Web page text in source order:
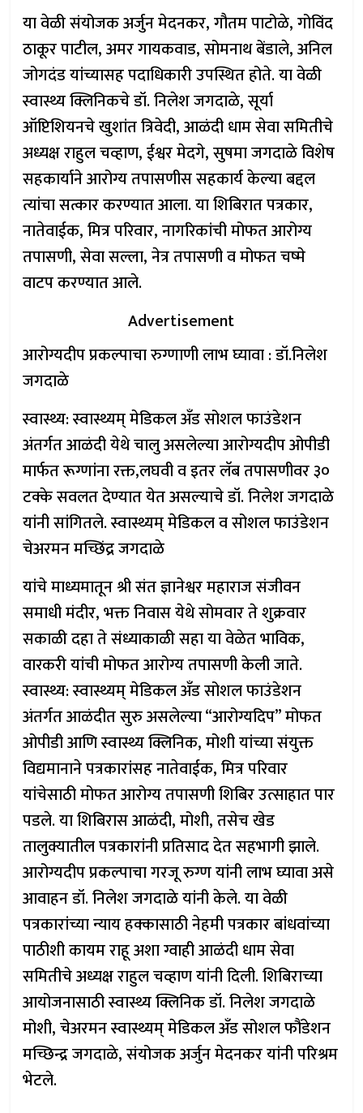
या वेळी संयोजक अर्जुन मेदनकर, गौतम पाटोळे, गोविंद
ठाकूर पाटील, अमर गायकवाड, सोमनाथ बेंडाले, अनिल
जोगदंड यांच्यासह पदाधिकारी उपस्थित होते. या वेळी
स्वास्थ्य क्लिनिकचे डॉ. निलेश जगदाळे, सूर्या
ऑप्टिशियनचे खुशांत त्रिवेदी, आळंदी धाम सेवा समितीचे
अध्यक्ष राहुल चव्हाण, ईश्वर मेदगे, सुषमा जगदाळे विशेष
सहकार्याने आरोग्य तपासणीस सहकार्य केल्या बद्दल
त्यांचा सत्कार करण्यात आला. या शिबिरात पत्रकार,
नातेवाईक, मित्र परिवार, नागरिकांची मोफत आरोग्य
तपासणी, सेवा सल्ला, नेत्र तपासणी व मोफत चष्मे
वाटप करण्यात आले.
Advertisement
आरोग्यदीप प्रकल्पाचा रुग्णाणी लाभ घ्यावा : डॉ.निलेश
जगदाळे
स्वास्थ्य: स्वास्थ्यम् मेडिकल अँड सोशल फाउंडेशन
अंतर्गत आळंदी येथे चालु असलेल्या आरोग्यदीप ओपीडी
मार्फत रूग्णांना रक्त,लघवी व इतर लॅब तपासणीवर ३०
टक्के सवलत देण्यात येत असल्याचे डॉ. निलेश जगदाळे
यांनी सांगितले. स्वास्थ्यम् मेडिकल व सोशल फाउंडेशन
चेअरमन मच्छिंद्र जगदाळे
यांचे माध्यमातून श्री संत ज्ञानेश्वर महाराज संजीवन
समाधी मंदीर, भक्त निवास येथे सोमवार ते शुक्रवार
सकाळी दहा ते संध्याकाळी सहा या वेळेत भाविक,
वारकरी यांची मोफत आरोग्य तपासणी केली जाते.
स्वास्थ्य: स्वास्थ्यम् मेडिकल अँड सोशल फाउंडेशन
अंतर्गत आळंदीत सुरु असलेल्या “आरोग्यदिप” मोफत
ओपीडी आणि स्वास्थ्य क्लिनिक, मोशी यांच्या संयुक्त
विद्यमानाने पत्रकारांसह नातेवाईक, मित्र परिवार
यांचेसाठी मोफत आरोग्य तपासणी शिबिर उत्साहात पार
पडले. या शिबिरास आळंदी, मोशी, तसेच खेड
तालुक्यातील पत्रकारांनी प्रतिसाद देत सहभागी झाले.
आरोग्यदीप प्रकल्पाचा गरजू रुग्ण यांनी लाभ घ्यावा असे
आवाहन डॉ. निलेश जगदाळे यांनी केले. या वेळी
पत्रकारांच्या न्याय हक्कासाठी नेहमी पत्रकार बांधवांच्या
पाठीशी कायम राहू अशा ग्वाही आळंदी धाम सेवा
समितीचे अध्यक्ष राहुल चव्हाण यांनी दिली. शिबिराच्या
आयोजनासाठी स्वास्थ्य क्लिनिक डॉ. निलेश जगदाळे
मोशी, चेअरमन स्वास्थ्यम् मेडिकल अँड सोशल फौंडेशन
मच्छिन्द्र जगदाळे, संयोजक अर्जुन मेदनकर यांनी परिश्रम
भेटले.